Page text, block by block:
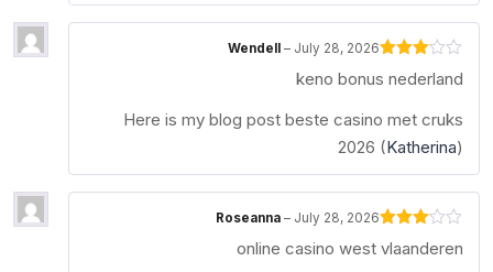
3out
Wendell– July 28, 2026
keno bonus nederland
Here is my blog post beste casino met cruks
2026 (Katherina)
3out
Roseanna– July 28, 2026
online casino west vlaanderen